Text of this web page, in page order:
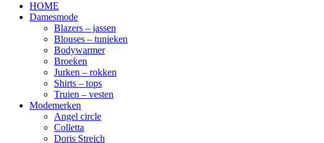
HOME
Damesmode
Blazers – jassen
Blouses – tunieken
Bodywarmer
Broeken
Jurken – rokken
Shirts – tops
Truien – vesten
Modemerken
Angel circle
Colletta
Doris Streich